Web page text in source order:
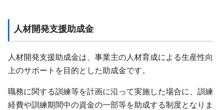
人材開発支援助成金
人材開発支援助成金は、事業主の人材育成による生産性向
上のサポートを目的とした助成金です。
職務に関する訓練等を計画に沿って実施した場合に、訓練
経費や訓練期間中の資金の一部等を助成する制度となりま